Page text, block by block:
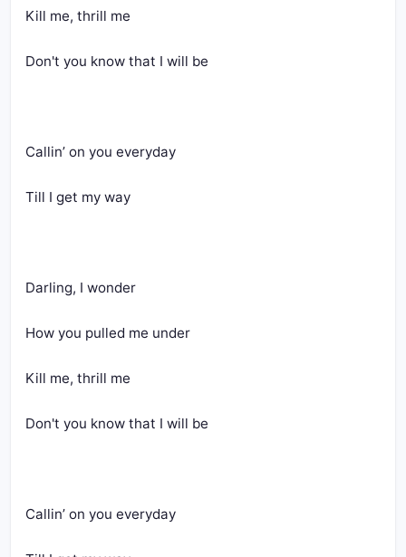
Kill me, thrill me
Don't you know that I will be
Callin’ on you everyday
Till I get my way
Darling, I wonder
How you pulled me under
Kill me, thrill me
Don't you know that I will be
Callin’ on you everyday